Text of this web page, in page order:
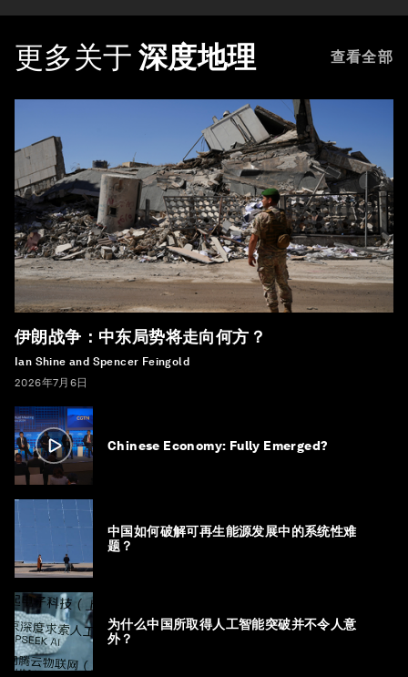
更多关于 深度地理 查看全部
伊朗战争：中东局势将走向何方？
Ian Shine and Spencer Feingold
2026年7月6日
Chinese Economy: Fully Emerged?
中国如何破解可再生能源发展中的系统性难
题？
为什么中国所取得人工智能突破并不令人意
外？